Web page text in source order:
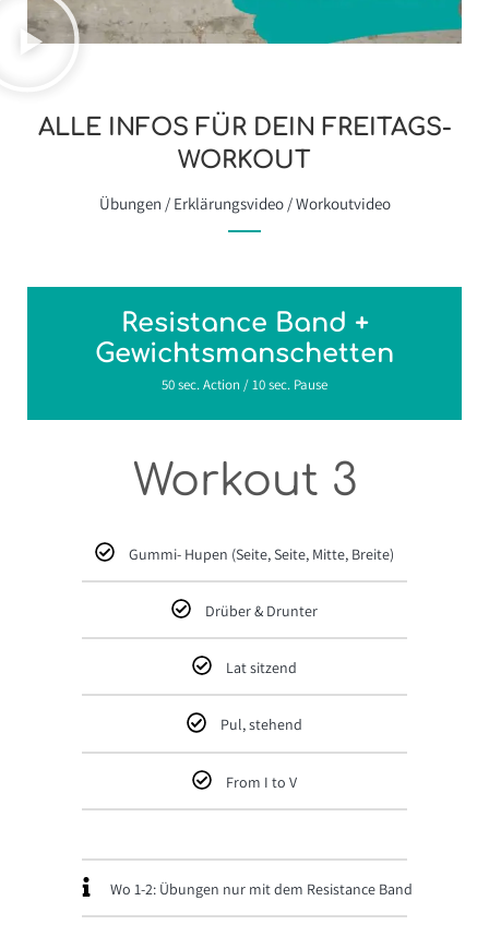
ALLE INFOS FÜR DEIN FREITAGS-
WORKOUT
Übungen / Erklärungsvideo / Workoutvideo
Resistance Band +
Gewichtsmanschetten
50 sec. Action / 10 sec. Pause
Workout 3
Gummi- Hupen (Seite, Seite, Mitte, Breite)
Drüber & Drunter
Lat sitzend
Pul, stehend
From I to V
Wo 1-2: Übungen nur mit dem Resistance Band